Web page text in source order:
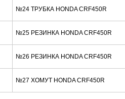
№24 ТРУБКА HONDA CRF450R
№25 РЕЗИНКА HONDA CRF450R
№26 РЕЗИНКА HONDA CRF450R
№27 ХОМУТ HONDA CRF450R